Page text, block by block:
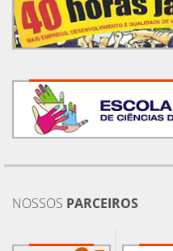
NOSSOS PARCEIROS